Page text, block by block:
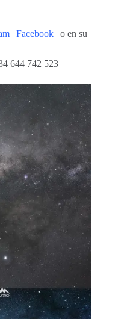
| Facebook | o en su
644 742 523